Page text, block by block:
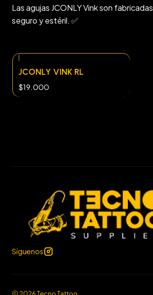
Las agujas JCONLY Vink son
seguro y estéril. ✅
JCONLY VINK RL
$19.000
Síguenos
2026 Tecno Tattoo.